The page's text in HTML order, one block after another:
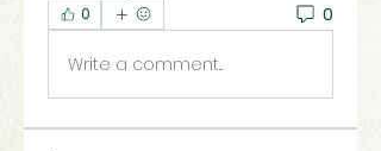
0 0
Write a comment...